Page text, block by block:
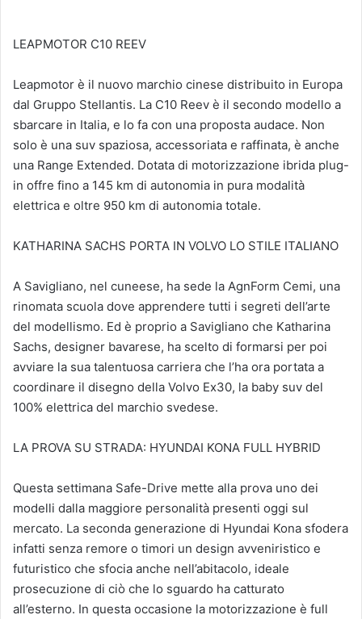
LEAPMOTOR C10 REEV
Leapmotor è il nuovo marchio cinese distribuito in Europa
dal Gruppo Stellantis. La C10 Reev è il secondo modello a
sbarcare in Italia, e lo fa con una proposta audace. Non
solo è una suv spaziosa, accessoriata e raffinata, è anche
una Range Extended. Dotata di motorizzazione ibrida plug-
in offre fino a 145 km di autonomia in pura modalità
elettrica e oltre 950 km di autonomia totale.
KATHARINA SACHS PORTA IN VOLVO LO STILE ITALIANO
A Savigliano, nel cuneese, ha sede la AgnForm Cemi, una
rinomata scuola dove apprendere tutti i segreti dell’arte
del modellismo. Ed è proprio a Savigliano che Katharina
Sachs, designer bavarese, ha scelto di formarsi per poi
avviare la sua talentuosa carriera che l’ha ora portata a
coordinare il disegno della Volvo Ex30, la baby suv del
100% elettrica del marchio svedese.
LA PROVA SU STRADA: HYUNDAI KONA FULL HYBRID
Questa settimana Safe-Drive mette alla prova uno dei
modelli dalla maggiore personalità presenti oggi sul
mercato. La seconda generazione di Hyundai Kona sfodera
infatti senza remore o timori un design avveniristico e
futuristico che sfocia anche nell’abitacolo, ideale
prosecuzione di ciò che lo sguardo ha catturato
all’esterno. In questa occasione la motorizzazione è full